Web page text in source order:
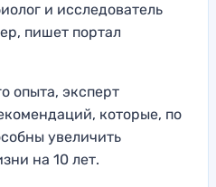
и исследователь
пишет портал
опыта, эксперт
которые, по
увеличить
на 10 лет.